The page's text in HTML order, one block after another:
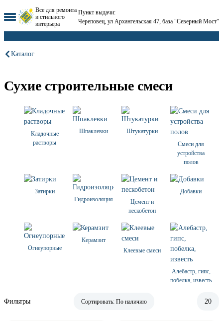
Все для ремонта
и стильного
интерьера
Пункт выдачи:
Череповец, ул Архангельская 47, база "Северный Мост"
Каталог
Сухие строительные смеси
Кладочные
растворы
Шпаклевки
Штукатурки
Смеси для
устройства
полов
Затирки
Гидроизоляция
Цемент и
пескобетон
Добавки
Огнеупорные
Керамзит
Клеевые смеси
Алебастр, гипс,
побелка, известь
Фильтры Сортировать: По наличию 20